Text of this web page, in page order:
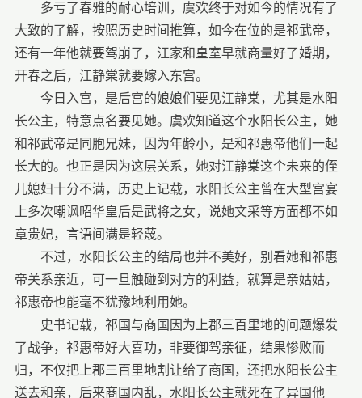
多亏了春雅的耐心培训，虞欢终于对如今的情况有了
大致的了解，按照历史时间推算，如今在位的是祁武帝，
还有一年他就要驾崩了，江家和皇室早就商量好了婚期，
开春之后，江静棠就要嫁入东宫。
今日入宫，是后宫的娘娘们要见江静棠，尤其是水阳
长公主，特意点名要见她。虞欢知道这个水阳长公主，她
和祁武帝是同胞兄妹，因为年龄小，是和祁惠帝他们一起
长大的。也正是因为这层关系，她对江静棠这个未来的侄
儿媳妇十分不满，历史上记载，水阳长公主曾在大型宫宴
上多次嘲讽昭华皇后是武将之女，说她文采等方面都不如
章贵妃，言语间满是轻蔑。
不过，水阳长公主的结局也并不美好，别看她和祁惠
帝关系亲近，可一旦触碰到对方的利益，就算是亲姑姑，
祁惠帝也能毫不犹豫地利用她。
史书记载，祁国与商国因为上郡三百里地的问题爆发
了战争，祁惠帝好大喜功，非要御驾亲征，结果惨败而
归，不仅把上郡三百里地割让给了商国，还把水阳长公主
送去和亲，后来商国内乱，水阳长公主就死在了异国他